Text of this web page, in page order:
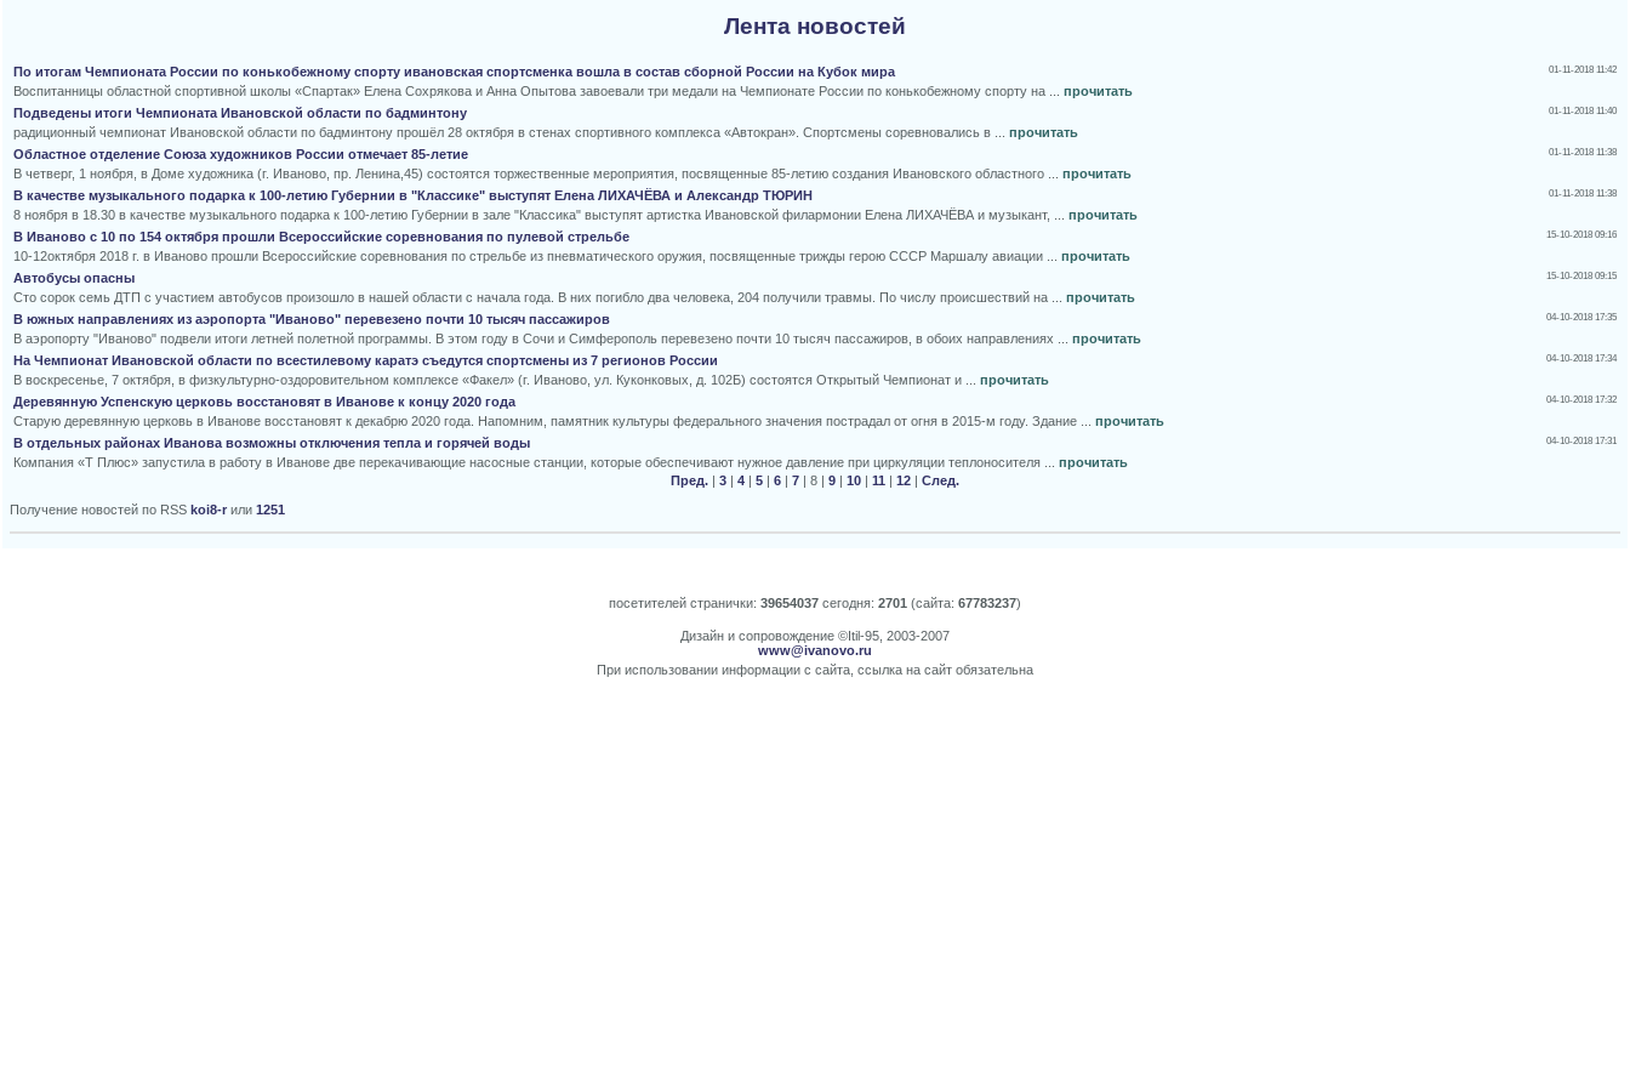
Лента новостей
По итогам Чемпионата России по конькобежному спорту ивановская спортсменка вошла в состав сборной России на Кубок мира 01-11-2018 11:42
Воспитанницы областной спортивной школы «Спартак» Елена Сохрякова и Анна Опытова завоевали три медали на Чемпионате России по конькобежному спорту на ... прочитать
Подведены итоги Чемпионата Ивановской области по бадминтону
01-11-2018 11:40
радиционный чемпионат Ивановской области по бадминтону прошёл 28 октября в стенах спортивного комплекса «Автокран». Спортсмены соревновались в ... прочитать
Областное отделение Союза художников России отмечает 85-летие
01-11-2018 11:38
В четверг, 1 ноября, в Доме художника (г. Иваново, пр. Ленина,45) состоятся торжественные мероприятия, посвященные 85-летию создания Ивановского областного ... прочитать
В качестве музыкального подарка к 100-летию Губернии в "Классике" выступят Елена ЛИХАЧЁВА и Александр ТЮРИН
01-11-2018 11:38
8 ноября в 18.30 в качестве музыкального подарка к 100-летию Губернии в зале "Классика" выступят артистка Ивановской филармонии Елена ЛИХАЧЁВА и музыкант, ... прочитать
В Иваново с 10 по 154 октября прошли Всероссийские соревнования по пулевой стрельбе
15-10-2018 09:16
10-12октября 2018 г. в Иваново прошли Всероссийские соревнования по стрельбе из пневматического оружия, посвященные трижды герою СССР Маршалу авиации ... прочитать
Автобусы опасны
15-10-2018 09:15
Сто сорок семь ДТП с участием автобусов произошло в нашей области с начала года. В них погибло два человека, 204 получили травмы. По числу происшествий на ... прочитать
В южных направлениях из аэропорта "Иваново" перевезено почти 10 тысяч пассажиров
04-10-2018 17:35
В аэропорту "Иваново" подвели итоги летней полетной программы. В этом году в Сочи и Симферополь перевезено почти 10 тысяч пассажиров, в обоих направлениях ... прочитать
На Чемпионат Ивановской области по всестилевому каратэ съедутся спортсмены из 7 регионов России
04-10-2018 17:34
В воскресенье, 7 октября, в физкультурно-оздоровительном комплексе «Факел» (г. Иваново, ул. Куконковых, д. 102Б) состоятся Открытый Чемпионат и ... прочитать
Деревянную Успенскую церковь восстановят в Иванове к концу 2020 года
04-10-2018 17:32
Старую деревянную церковь в Иванове восстановят к декабрю 2020 года. Напомним, памятник культуры федерального значения пострадал от огня в 2015-м году. Здание ... прочитать
В отдельных районах Иванова возможны отключения тепла и горячей воды
04-10-2018 17:31
Компания «Т Плюс» запустила в работу в Иванове две перекачивающие насосные станции, которые обеспечивают нужное давление при циркуляции теплоносителя ... прочитать
Пред. | 3 | 4 | 5 | 6 | 7 | 8 | 9 | 10 | 11 | 12 | След.
Получение новостей по RSS koi8-r или 1251
посетителей странички: 39654037 сегодня: 2701 (сайта: 67783237)
Дизайн и сопровождение ©Itil-95, 2003-2007
www@ivanovo.ru
При использовании информации с сайта, ссылка на сайт обязательна